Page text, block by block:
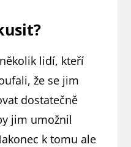
lidí, kteří
že se jim
dostatečně
jim umožnil
k tomu ale